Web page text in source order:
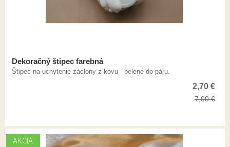
Dekoračný štipec farebná
Štipec na uchytenie záclony z kovu - belené do páru.
2,70 €
7,00€
AKCIA